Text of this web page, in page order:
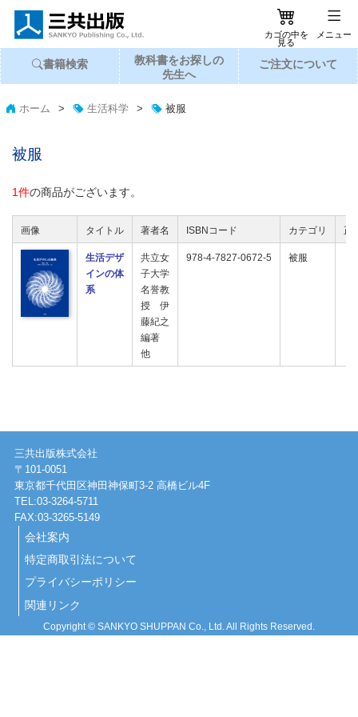
カゴの中を
見る
メニュー
書籍検索 教科書をお探しの
先生へ
ご注文について
ホーム > 生活科学 > 被服
被服
1件の商品がございます。
画像 タイトル 著者名 ISBNコード カテゴリ 正
生活デザ
インの体
系
共立女
子大学
名誉教
授 伊
藤紀之
編著
他
978-4-7827-0672-5 被服
三共出版株式会社
〒101-0051
東京都千代田区神田神保町3-2 高橋ビル4F
TEL:03-3264-5711
FAX:03-3265-5149
会社案内
特定商取引法について
プライバシーポリシー
関連リンク
Copyright © SANKYO SHUPPAN Co., Ltd. All Rights Reserved.